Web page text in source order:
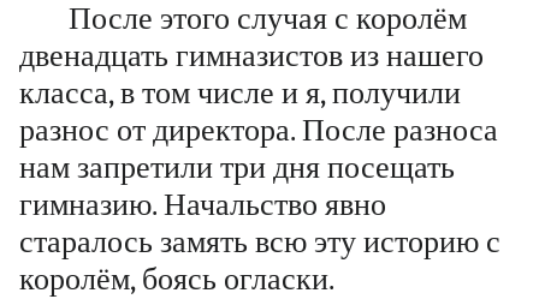
После этого случая с королём
двенадцать гимназистов из нашего
класса, в том числе и я, получили
разнос от директора. После разноса
нам запретили три дня посещать
гимназию. Начальство явно
старалось замять всю эту историю с
королём, боясь огласки.